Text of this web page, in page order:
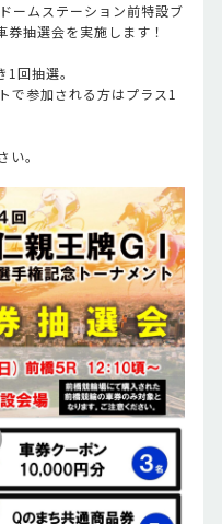
ームステーション前特設ブ
抽選会を実施します！
回抽選。
で参加される方はプラス1
。